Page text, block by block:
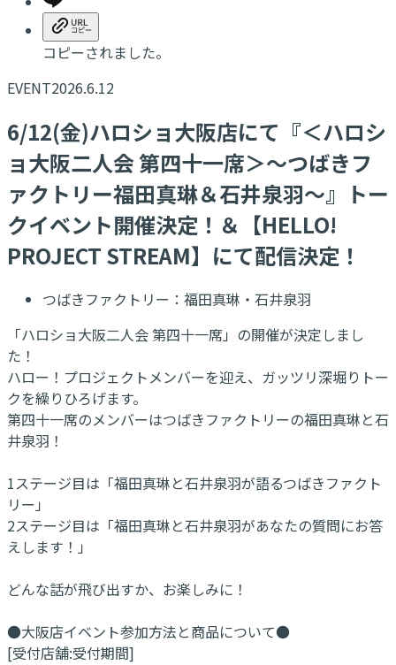
コピーされました。
EVENT2026.6.12
6/12(金)ハロショ大阪店にて『＜ハロシ
ョ大阪二人会 第四十一席＞～つばきフ
ァクトリー福田真琳＆石井泉羽～』トー
クイベント開催決定！＆【HELLO!
PROJECT STREAM】にて配信決定！
つばきファクトリー：福田真琳・石井泉羽
「ハロショ大阪二人会 第四十一席」の開催が決定しまし
た！
ハロー！プロジェクトメンバーを迎え、ガッツリ深堀りトー
クを繰りひろげます。
第四十一席のメンバーはつばきファクトリーの福田真琳と石
井泉羽！
1ステージ目は「福田真琳と石井泉羽が語るつばきファクト
リー」
2ステージ目は「福田真琳と石井泉羽があなたの質問にお答
えします！」
どんな話が飛び出すか、お楽しみに！
●大阪店イベント参加方法と商品について●
[受付店舗:受付期間]